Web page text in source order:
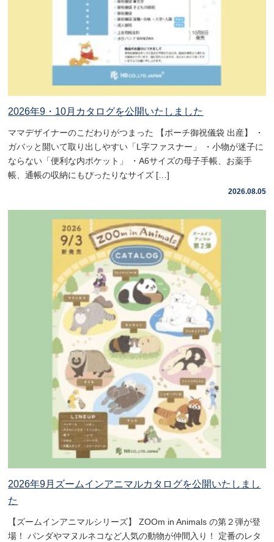
2026年9・10月カタログを公開いたしました
ママデザイナーのこだわりがつまった 【ポーチ御祝儀袋 出産】 ・
ガバッと開いて取り出しやすい「L字ファスナー」 ・小物が迷子に
ならない「便利な内ポケット」 ・A6サイズの母子手帳、お薬手
帳、通帳の収納にもぴったりなサイズ […]
2026.08.05
2026年9月ズームインアニマルカタログを公開いたしまし
た
【ズームインアニマルシリーズ】 ZOOm in Animals の第２弾が登
場！ パンダやマヌルネコなど人気の動物が仲間入り！ 定番のレタ